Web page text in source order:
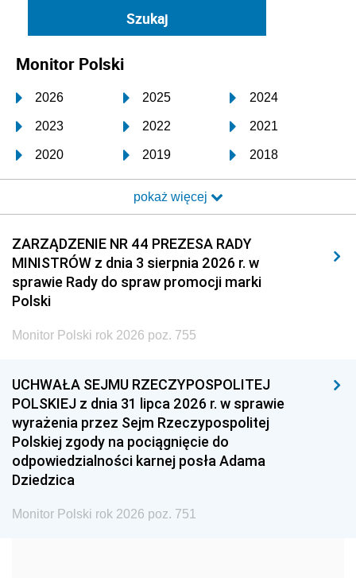
Monitor Polski
2026 2025 2024
2023 2022 2021
2020 2019 2018
2017 2016 2015
2014 2013 2012
2011 2010 2009
2008 2007 2006
2005
1996 1995 1994
1993 1992 1991
1990 1989
1987 1986 1985
pokaż więcej
ZARZĄDZENIE NR 44 PREZESA RADY
MINISTRÓW z dnia 3 sierpnia 2026 r. w
sprawie Rady do spraw promocji marki
Polski
Monitor Polski rok 2026 poz. 755
UCHWAŁA SEJMU RZECZYPOSPOLITEJ
POLSKIEJ z dnia 31 lipca 2026 r. w sprawie
wyrażenia przez Sejm Rzeczypospolitej
Polskiej zgody na pociągnięcie do
odpowiedzialności karnej posła Adama
Dziedzica
Monitor Polski rok 2026 poz. 751